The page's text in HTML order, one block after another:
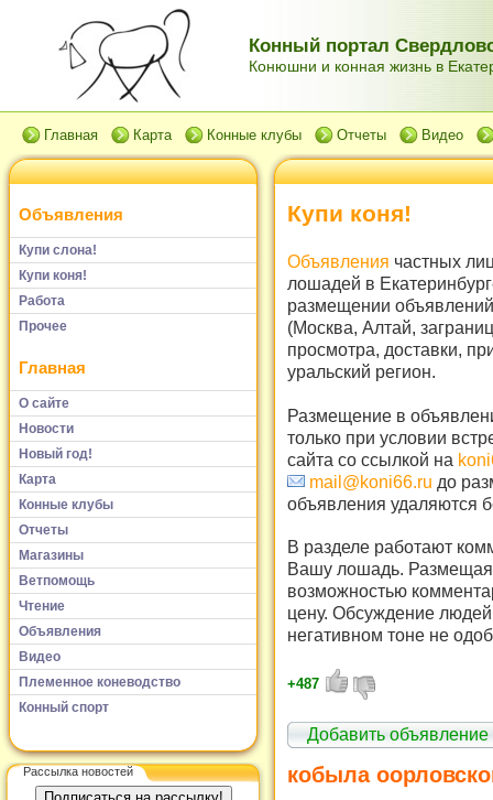
Конный портал
Конюшни и конная жизнь в
Главная Карта Конные клубы Отчеты Видео
Объявления
Купи слона!
Купи коня!
Работа
Прочее
Главная
О сайте
Новости
Новый год!
Карта
Конные клубы
Отчеты
Магазины
Ветпомощь
Чтение
Объявления
Видео
Племенное коневодство
Конный спорт
Рассылка новостей
Купи коня!
Объявления частных
лошадей в
размещении
(Москва, Алтай,
просмотра, доставки,
уральский регион.
Размещение в
только при условии
сайта со ссылкой на
mail@koni66.ru до
объявления удаляются
В разделе работают
Вашу лошадь. Размещая
возможностью
цену. Обсуждение
негативном тоне не
+487
Добавить объявление
кобыла